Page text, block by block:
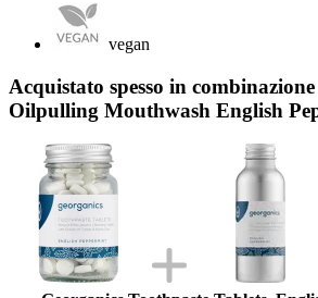
vegan
Acquistato spesso in
Oilpulling Mouthwash English